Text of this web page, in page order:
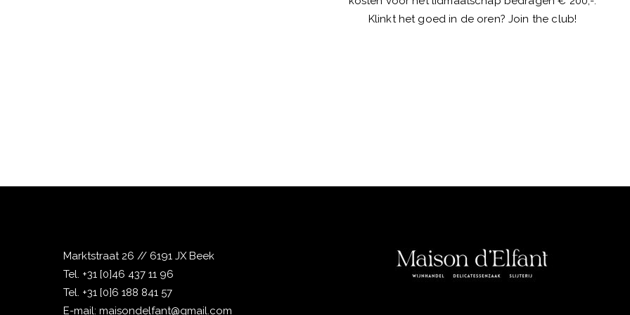
Klinkt het goed in de oren? Join the club!
Marktstraat 26 // 6191 JX Beek
Tel. +31 [0]46 437 11 96
Tel. +31 [0]6 188 841 57
E-mail: maisondelfant@gmail.com